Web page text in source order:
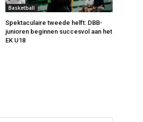
Basketball
Spektaculaire tweede helft: DBB-
junioren beginnen succesvol aan het
EK U18